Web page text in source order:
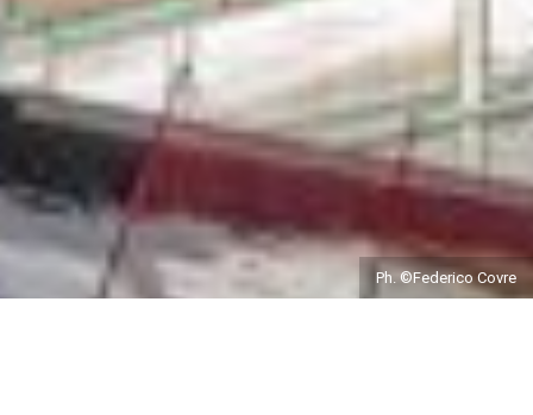
Ph. ©Federico Covre